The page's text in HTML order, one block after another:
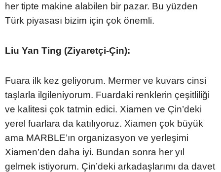
her tipte makine alabilen bir pazar. Bu yüzden
Türk piyasası bizim için çok önemli.
Liu Yan Ting (Ziyaretçi-Çin):
Fuara ilk kez geliyorum. Mermer ve kuvars cinsi
taşlarla ilgileniyorum. Fuardaki renklerin çeşitliliği
ve kalitesi çok tatmin edici. Xiamen ve Çin’deki
yerel fuarlara da katılıyoruz. Xiamen çok büyük
ama MARBLE’ın organizasyon ve yerleşimi
Xiamen’den daha iyi. Bundan sonra her yıl
gelmek istiyorum. Çin’deki arkadaşlarımı da davet